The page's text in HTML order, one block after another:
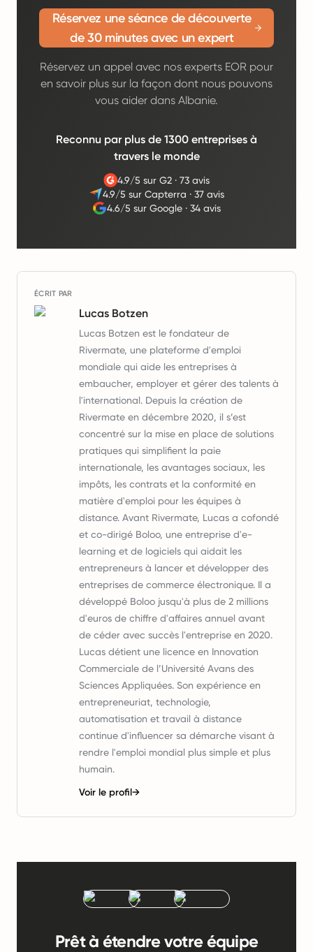
Réservez une séance de découverte
de 30 minutes avec un expert
Réservez un appel avec nos experts EOR pour
en savoir plus sur la façon dont nous pouvons
vous aider dans Albanie.
Reconnu par plus de 1300 entreprises à
travers le monde
4.9/5 sur G2 ·73 avis
4.9/5 sur Capterra ·37 avis
4.6/5 sur Google· 34 avis
ÉCRIT PAR
Lucas Botzen
Lucas Botzen est le fondateur de
Rivermate, une plateforme d'emploi
mondiale qui aide les entreprises à
embaucher, employer et gérer des talents à
l'international. Depuis la création de
Rivermate en décembre 2020, il s’est
concentré sur la mise en place de solutions
pratiques qui simplifient la paie
internationale, les avantages sociaux, les
impôts, les contrats et la conformité en
matière d'emploi pour les équipes à
distance. Avant Rivermate, Lucas a cofondé
et co-dirigé Boloo, une entreprise d'e-
learning et de logiciels qui aidait les
entrepreneurs à lancer et développer des
entreprises de commerce électronique. Il a
développé Boloo jusqu'à plus de 2 millions
d'euros de chiffre d'affaires annuel avant
de céder avec succès l'entreprise en 2020.
Lucas détient une licence en Innovation
Commerciale de l’Université Avans des
Sciences Appliquées. Son expérience en
entrepreneuriat, technologie,
automatisation et travail à distance
continue d'influencer sa démarche visant à
rendre l'emploi mondial plus simple et plus
humain.
Voir le profil→
Prêt à étendre votre équipe